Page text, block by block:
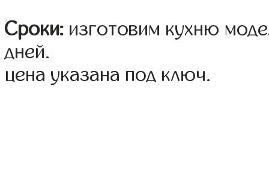
Сроки: изготовим кухню
дней.
цена указана под ключ.